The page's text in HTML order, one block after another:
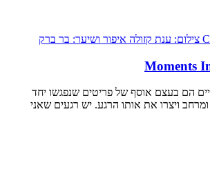
הם בעצם אוסף של פריטים שנפגשו יחד
ויצרו את אותו הרגע. יש רגעים שאני